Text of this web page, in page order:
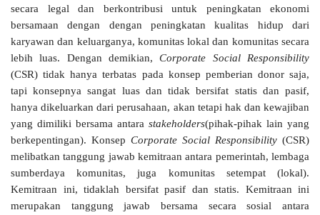
secara legal dan berkontribusi untuk peningkatan ekonomi
bersamaan dengan dengan peningkatan kualitas hidup dari
karyawan dan keluarganya, komunitas lokal dan komunitas secara
lebih luas. Dengan demikian,Corporate Social Responsibility
(CSR) tidak hanya terbatas pada konsep pemberian donor saja,
tapi konsepnya sangat luas dan tidak bersifat statis dan pasif,
hanya dikeluarkan dari perusahaan, akan tetapi hak dan kewajiban
yang dimiliki bersama antara stakeholders(pihak-pihak lain yang
berkepentingan). Konsep Corporate Social Responsibility (CSR)
melibatkan tanggung jawab kemitraan antara pemerintah, lembaga
sumberdaya komunitas, juga komunitas setempat (lokal).
Kemitraan ini, tidaklah bersifat pasif dan statis. Kemitraan ini
merupakan tanggung jawab bersama secara sosial antara